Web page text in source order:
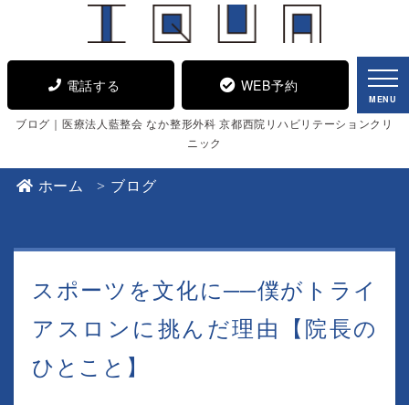
電話する WEB予約
MENU
ブログ｜医療法人藍整会 なか整形外科 京都西院リハビリテーションクリ
ニック
ホーム ブログ
スポーツを文化に──僕がトライ
アスロンに挑んだ理由【院長の
ひとこと】